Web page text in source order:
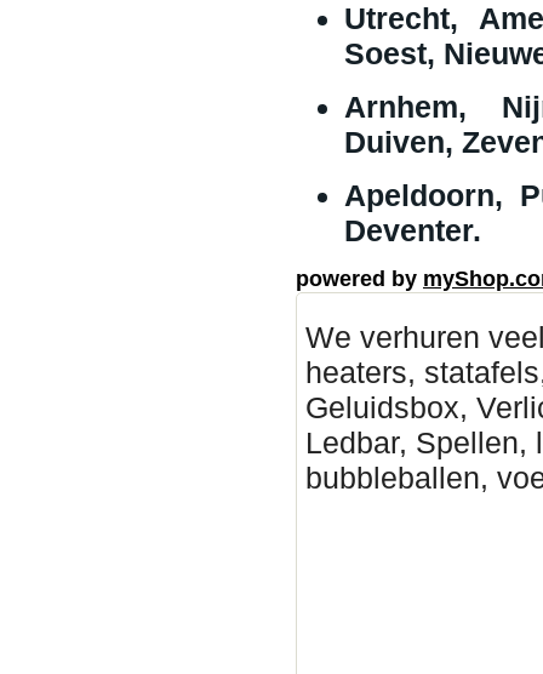
Utrecht,
Soest,
Arnhem,
Duiven,
Apeldoorn,
Deventer.
powered by
We verhuren
heaters,
Geluidsbox,
Ledbar, Spellen,
bubbleballen,